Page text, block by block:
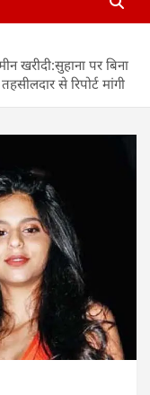
खरीदी:सुहाना पर बिना
से रिपोर्ट मांगी